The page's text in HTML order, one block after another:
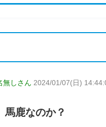
無しさん 2024/01/07(日)
馬鹿なのか？